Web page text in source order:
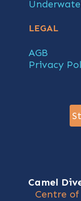
LEGAL
AGB
Privacy
Camel
Centre